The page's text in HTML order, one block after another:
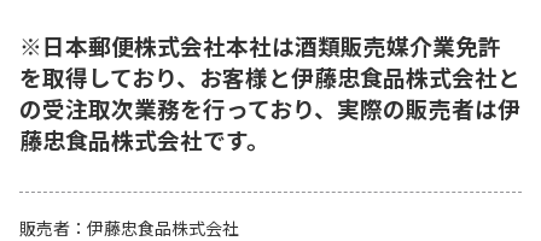
※日本郵便株式会社本社は酒類販売媒介業免許
を取得しており、お客様と伊藤忠食品株式会社と
の受注取次業務を行っており、実際の販売者は伊
藤忠食品株式会社です。
販売者
伊藤忠食品株式会社